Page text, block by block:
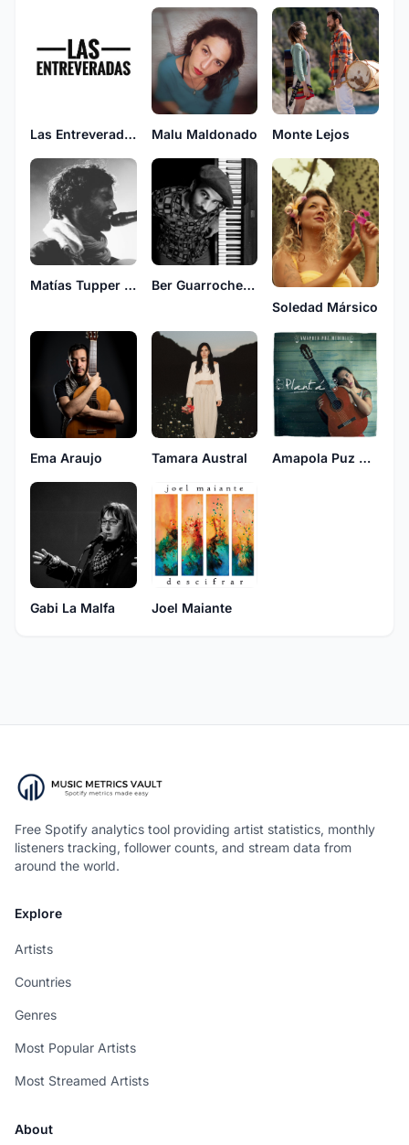
Las Entreveradas Malu Maldonado Monte Lejos
Matías Tupper y el Trajín.
Ber Guarrochena
Soledad Mársico
Ema Araujo Tamara Austral Amapola Puz Medioli
Gabi La Malfa Joel Maiante
Free Spotify analytics tool providing artist statistics, monthly
listeners tracking, follower counts, and stream data from
around the world.
Explore
Artists
Countries
Genres
Most Popular Artists
Most Streamed Artists
About